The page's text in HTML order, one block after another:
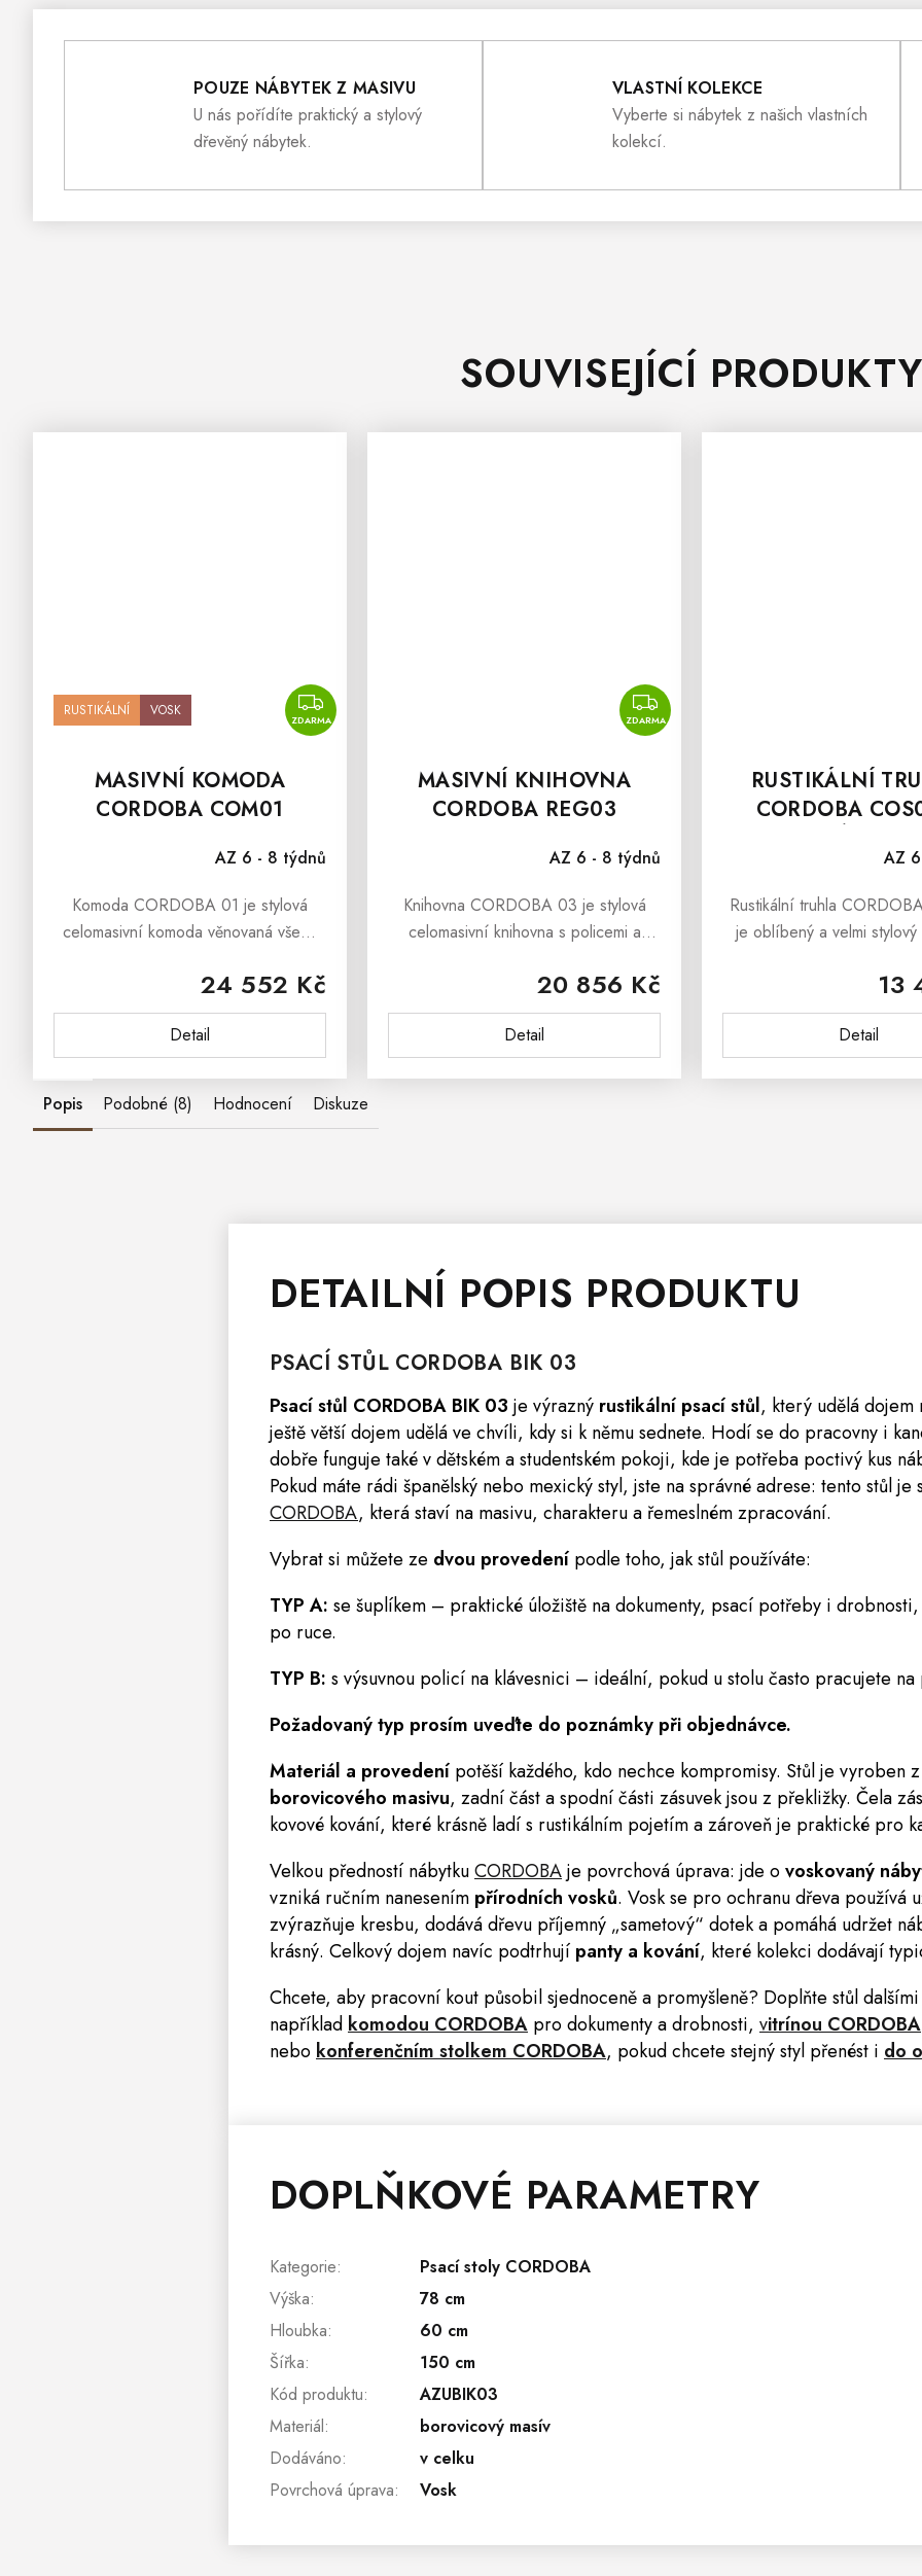
POUZE NÁBYTEK Z MASIVU
U nás pořídíte praktický a stylový
dřevěný nábytek.
VLASTNÍ KOLEKCE
Vyberte si nábytek z našich vlastních
kolekcí.
SOUVISEJÍCÍ PRODUKTY
RUSTIKÁLNÍ VOSK ZDARMA
ZDARMA
MASIVNÍ KOMODA
CORDOBA COM01
AZ 6 - 8 týdnů
24 552 Kč
Detail
Komoda CORDOBA 01 je stylová
celomasivní komoda věnovaná všem,
či mexickém stylu.Komoda CORDOBA
01 je vhodná do všech interiéru
Vašeho...
ZDARMA
ZDARMA
MASIVNÍ KNIHOVNA
CORDOBA REG03
AZ 6 - 8 týdnů
20 856 Kč
Detail
Knihovna CORDOBA 03 je stylová
celomasivní knihovna s policemi a
borovice.Knihovna CORDOBA 03 v
rustikálním stylu je vhodná do všech...
RUSTIKÁLNÍ
CORDOBA
AZ
13
Detail
Rustikální truhla
je oblíbený a velmi stylový
peřináč anebo jako
hračky či
Popis Podobné (8) Hodnocení Diskuze
DETAILNÍ POPIS PRODUKTU
PSACÍ STŮL CORDOBA BIK 03
Psacístůl CORDOBA BIK 03 je výrazný rustikální psací stůl, který udělá
ještě větší dojem udělá ve chvíli, kdy si k němu sednete. Hodí se do pracovny i
dobře funguje také v dětském a studentském pokoji, kde je potřeba poctivý kus
Pokud máte rádi španělský nebo mexický styl, jste na správné adrese: tento stůl je
CORDOBA, která staví na masivu, charakteru a řemeslném zpracování.
Vybrat si můžete ze dvou provedení podle toho, jak stůl používáte:
TYP A: se šuplíkem – praktické úložiště na dokumenty, psací potřeby i
po ruce.
TYP B: s výsuvnou policí na klávesnici – ideální, pokud u stolu často pracujete
Požadovaný typ prosím uveďte do poznámky při objednávce.
Materiál a provedení potěší každého, kdo nechce kompromisy. Stůl je vyroben z
borovicového masivu, zadní část a spodní části zásuvek jsou z překližky. Čela
kovové kování, které krásně ladí s rustikálním pojetím a zároveň je praktické pro
Velkou předností nábytkuCORDOBAje povrchová úprava: jde ovoskovaný
vzniká ručním nanesením přírodních vosků. Vosk se pro ochranu dřeva používá
zvýrazňuje kresbu, dodává dřevu příjemný „sametový“ dotek a pomáhá udržet
krásný. Celkový dojem navíc podtrhují panty a kování, které kolekci dodávají
Chcete, aby pracovní kout působil sjednoceně a promyšleně? Doplňte stůl
například komodou CORDOBA pro dokumenty a drobnosti, vitrínou CORDOBA
nebo konferenčním stolkem CORDOBA, pokud chcete stejný styl přenést i do
DOPLŇKOVÉ PARAMETRY
Kategorie:
Psací stoly CORDOBA
Výška:
78 cm
Hloubka:
60 cm
Šířka:
150 cm
Kód produktu:
AZUBIK03
Materiál:
borovicový masív
Dodáváno:
v celku
Povrchová úprava: Vosk